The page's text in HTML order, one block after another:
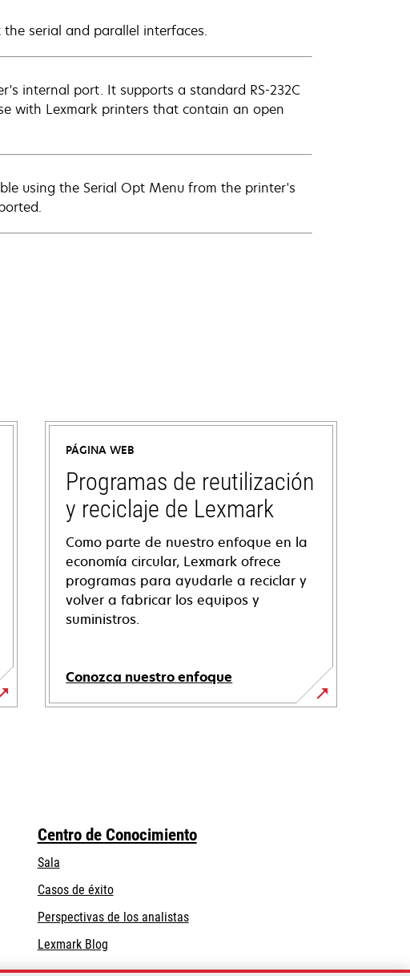
serial and parallel interfaces.
internal port. It supports a standard RS-232C
with Lexmark printers that contain an open
using the Serial Opt Menu from the printer's
PÁGINA WEB
Programas de reutilización
y reciclaje de Lexmark
Como parte de nuestro enfoque en la
economía circular, Lexmark ofrece
programas para ayudarle a reciclar y
volver a fabricar los equipos y
suministros.
Conozca nuestro enfoque
Centro de Conocimiento
Sala
Casos de éxito
Perspectivas de los analistas
Lexmark Blog